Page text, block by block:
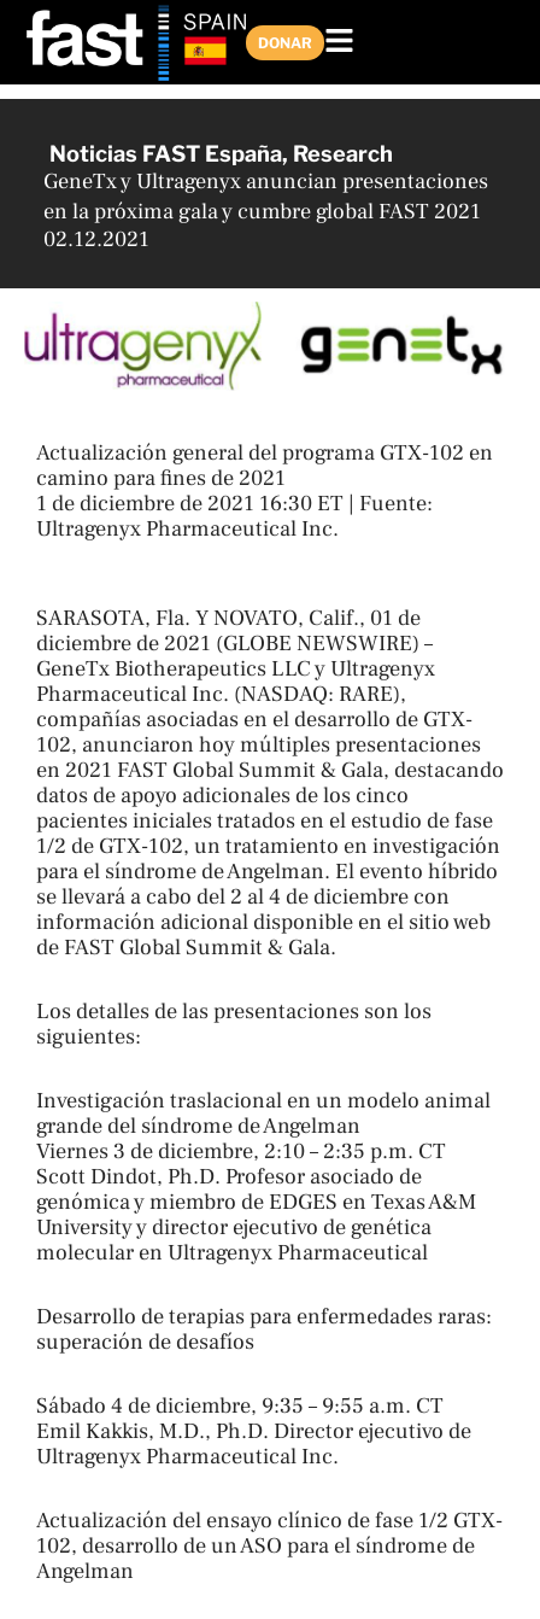
contenido
DONAR
Noticias FAST España, Research
GeneTx y Ultragenyx anuncian presentaciones
en la próxima gala y cumbre global FAST 2021
02.12.2021
Actualización general del programa GTX-102 en
camino para fines de 2021
1 de diciembre de 2021 16:30 ET | Fuente:
Ultragenyx Pharmaceutical Inc.
SARASOTA, Fla. Y NOVATO, Calif., 01 de
diciembre de 2021 (GLOBE NEWSWIRE) –
GeneTx Biotherapeutics LLC y Ultragenyx
Pharmaceutical Inc. (NASDAQ: RARE),
compañías asociadas en el desarrollo de GTX-
102, anunciaron hoy múltiples presentaciones
en 2021 FAST Global Summit & Gala, destacando
datos de apoyo adicionales de los cinco
pacientes iniciales tratados en el estudio de fase
1/2 de GTX-102, un tratamiento en investigación
para el síndrome de Angelman. El evento híbrido
se llevará a cabo del 2 al 4 de diciembre con
información adicional disponible en el sitio web
de FAST Global Summit & Gala.
Los detalles de las presentaciones son los
siguientes:
Investigación traslacional en un modelo animal
grande del síndrome de Angelman
Viernes 3 de diciembre, 2:10 – 2:35 p.m. CT
Scott Dindot, Ph.D. Profesor asociado de
genómica y miembro de EDGES en Texas A&M
University y director ejecutivo de genética
molecular en Ultragenyx Pharmaceutical
Desarrollo de terapias para enfermedades raras:
superación de desafíos
Sábado 4 de diciembre, 9:35 – 9:55 a.m. CT
Emil Kakkis, M.D., Ph.D. Director ejecutivo de
Ultragenyx Pharmaceutical Inc.
Actualización del ensayo clínico de fase 1/2 GTX-
102, desarrollo de un ASO para el síndrome de
Angelman